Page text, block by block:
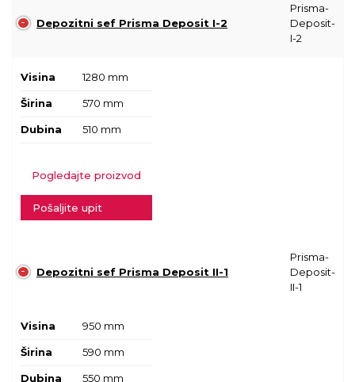
Depozitni sef Prisma Deposit I-2
Prisma-
Deposit-
I-2
Visina 1280 mm
Širina 570 mm
Dubina 510 mm
Pogledajte proizvod
Pošaljite upit
Depozitni sef Prisma Deposit II-1
Prisma-
Deposit-
II-1
Visina 950 mm
Širina 590 mm
Dubina 550 mm